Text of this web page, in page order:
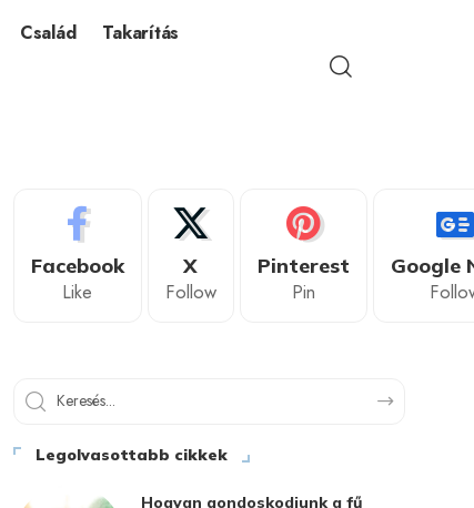
Család Takarítás
Facebook
Like
X
Follow
Pinterest
Pin
Google
Legolvasottabb cikkek
Hogyan gondoskodjunk a fű